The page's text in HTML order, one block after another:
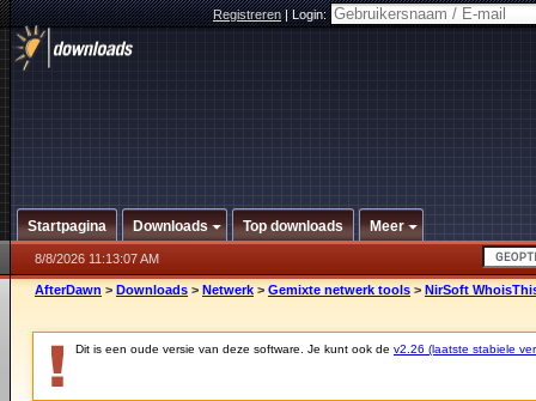
Registreren|Login:
Startpagina Downloads Top downloads Meer
8/8/2026 11:13:07 AM
AfterDawn > Downloads > Netwerk > Gemixte netwerk tools > NirSoft
Dit is een oude versie van deze software. Je kunt ook de v2.26 (laatste stabiele